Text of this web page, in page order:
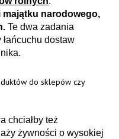
majątku narodowego,
Te dwa zadania
dostaw
do sklepów czy
chciałby też
żywności o wysokiej